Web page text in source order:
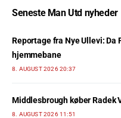
Seneste Man Utd nyheder
Reportage fra Nye Ullevi: Da
hjemmebane
8. AUGUST 2026 20:37
Middlesbrough køber Radek
8. AUGUST 2026 11:51